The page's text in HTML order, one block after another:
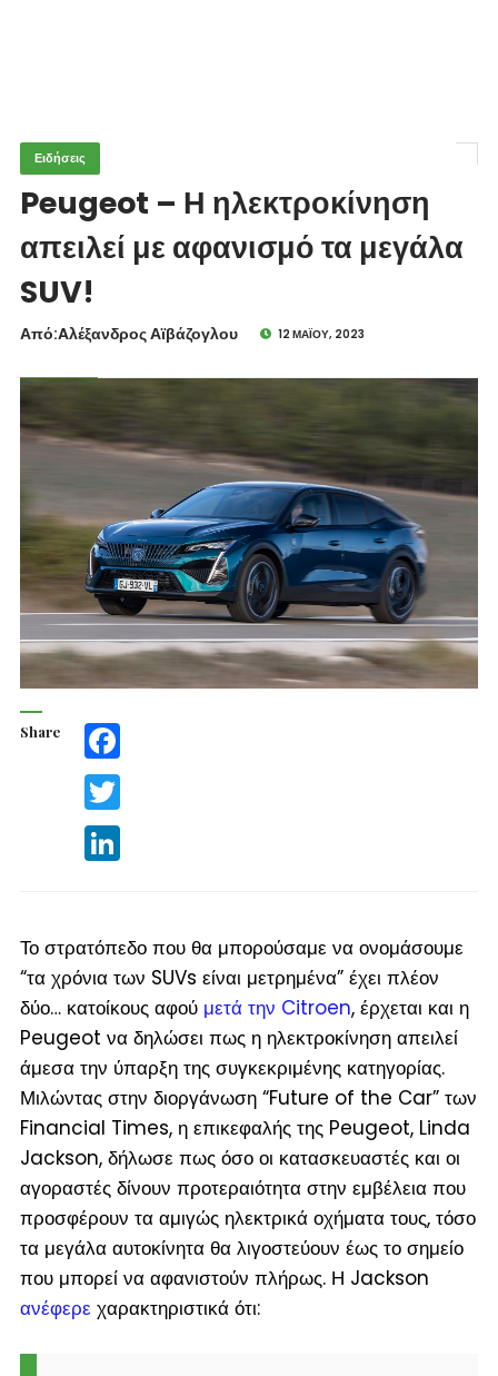
Ειδήσεις
Peugeot – Η ηλεκτροκίνηση
απειλεί με αφανισμό τα μεγάλα
SUV!
Από:Aλέξανδρος Αϊβάζογλου 12 ΜΑΪ́ΟΥ, 2023
Share Facebook
Twitter
LinkedIn
Το στρατόπεδο που θα μπορούσαμε να ονομάσουμε
“τα χρόνια των SUVs είναι μετρημένα” έχει πλέον
δύο… κατοίκους αφού μετά την Citroen, έρχεται και η
Peugeot να δηλώσει πως η ηλεκτροκίνηση απειλεί
άμεσα την ύπαρξη της συγκεκριμένης κατηγορίας.
Μιλώντας στην διοργάνωση “Future of the Car” των
Financial Times, η επικεφαλής της Peugeot, Linda
Jackson, δήλωσε πως όσο οι κατασκευαστές και οι
αγοραστές δίνουν προτεραιότητα στην εμβέλεια που
προσφέρουν τα αμιγώς ηλεκτρικά οχήματα τους, τόσο
τα μεγάλα αυτοκίνητα θα λιγοστεύουν έως το σημείο
που μπορεί να αφανιστούν πλήρως. Η Jackson
ανέφερε χαρακτηριστικά ότι: